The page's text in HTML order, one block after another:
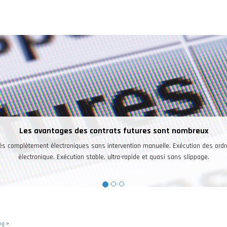
des ordres de façon
slippage.
>